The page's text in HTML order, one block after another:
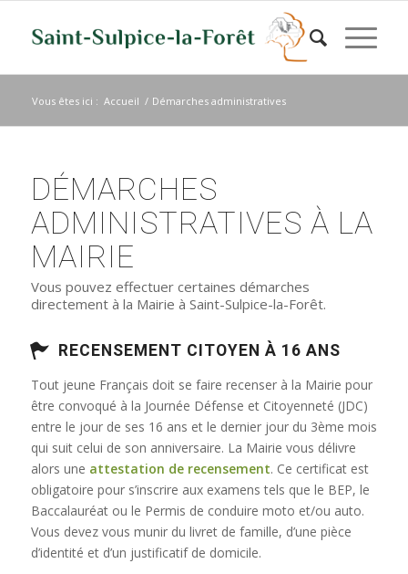
Vous êtes ici : Accueil / Démarches administratives
DÉMARCHES
ADMINISTRATIVES À LA
MAIRIE
Vous pouvez effectuer certaines démarches
directement à la Mairie à Saint-Sulpice-la-Forêt.
RECENSEMENT CITOYEN À 16 ANS
Tout jeune Français doit se faire recenser à la Mairie pour
être convoqué à la Journée Défense et Citoyenneté (JDC)
entre le jour de ses 16 ans et le dernier jour du 3ème mois
qui suit celui de son anniversaire. La Mairie vous délivre
alors une attestation de recensement. Ce certificat est
obligatoire pour s’inscrire aux examens tels que le BEP, le
Baccalauréat ou le Permis de conduire moto et/ou auto.
Vous devez vous munir du livret de famille, d’une pièce
d’identité et d’un justificatif de domicile.